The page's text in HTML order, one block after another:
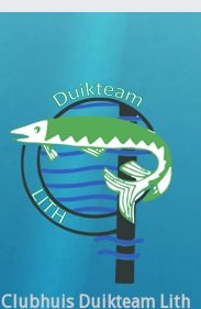
Clubhuis Duikteam Lith